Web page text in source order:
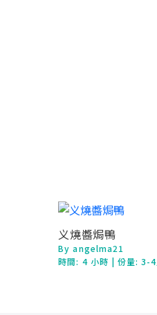
义燒醬焗鴨
By angelma21
時間: 4 小時 | 份量: 3-4